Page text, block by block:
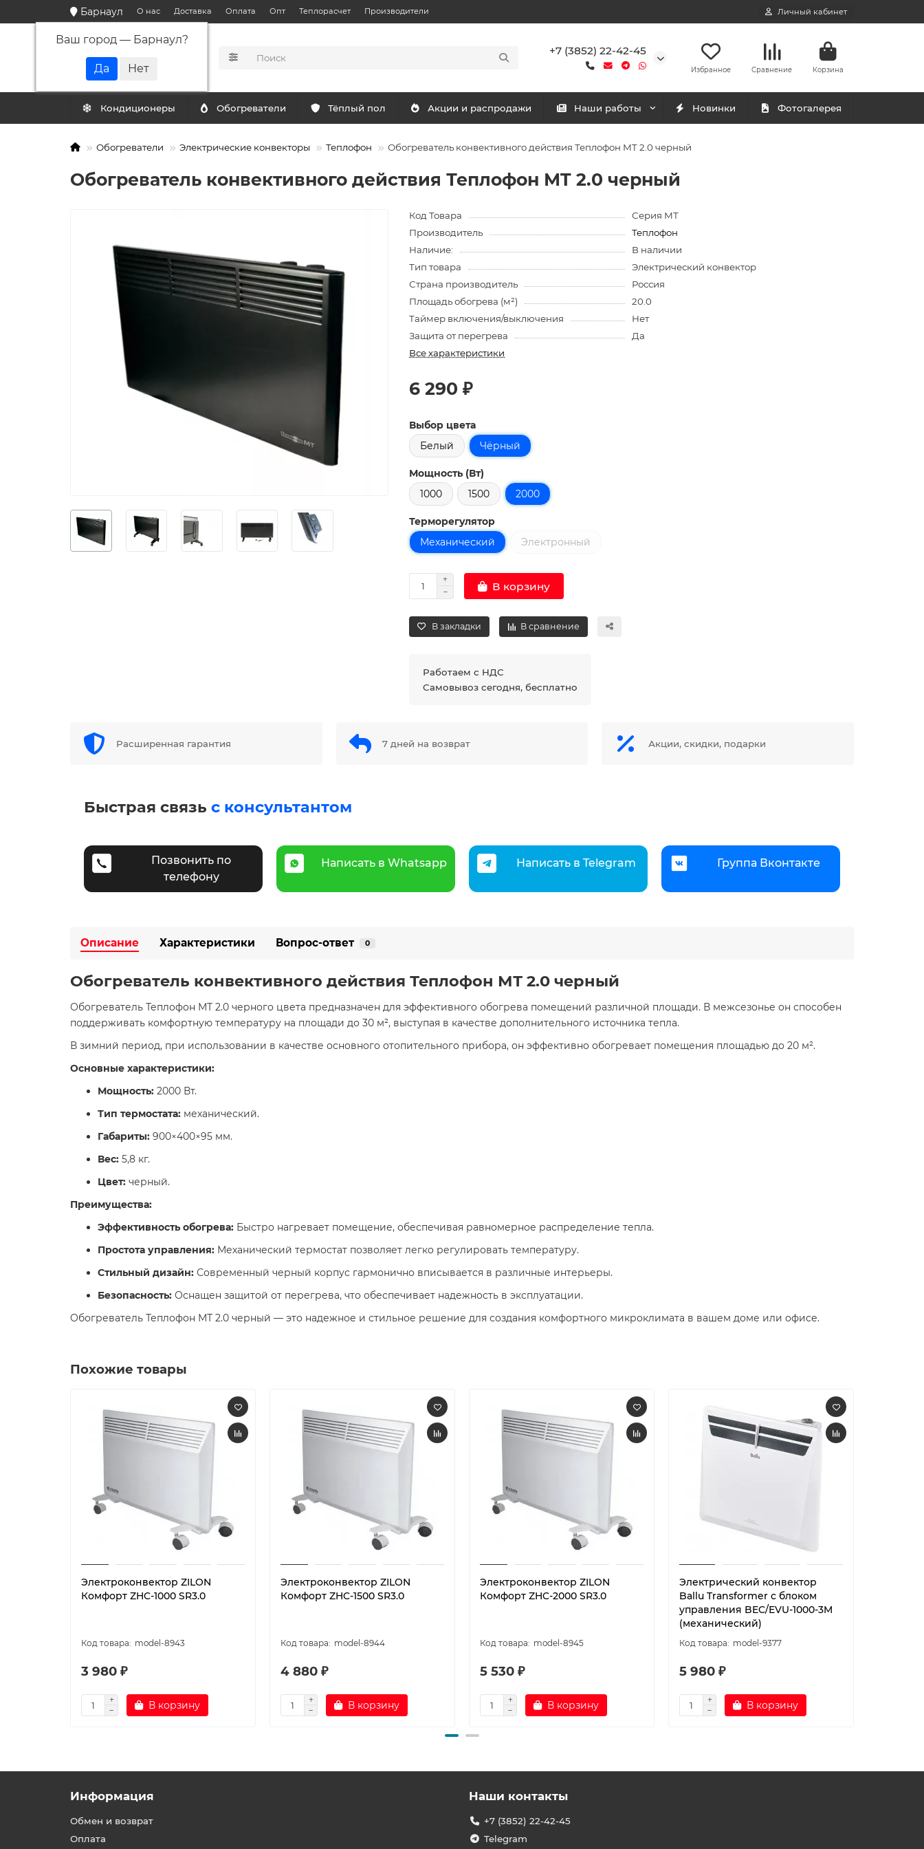
Барнаул
Ваш город — Барнаул?
О нас Доставка Оплата Опт Теплорасчет Производители Личный кабинет
+7 (3852) 22-42-45
Избранное Сравнение Корзина
Кондиционеры Обогреватели Тёплый пол Акции и распродажи Наши работы Новинки Фотогалерея
Обогреватели Электрические конвекторы Теплофон Обогреватель конвективного действия Теплофон МT 2.0 черный
Обогреватель конвективного действия Теплофон МT 2.0 черный
Код Товара
Серия МТ
Производитель
Теплофон
Наличие:
В наличии
Тип товара
Электрический конвектор
Страна производитель
Россия
Площадь обогрева (м²)
20.0
Таймер включения/выключения
Нет
Защита от перегрева
Да
Все характеристики
6 290 ₽
Выбор цвета
Белый
Чёрный
Мощность (Вт)
1000
1500 2000
Терморегулятор
Механический
Электронный
В корзину
В закладки В сравнение
Работаем с НДС
Самовывоз сегодня, бесплатно
Расширенная гарантия 7 дней на возврат Акции, скидки, подарки
Быстрая связь с консультантом
Позвонить по
телефону
Написать в Whatsapp Написать в Telegram Группа Вконтакте
Описание Характеристики Вопрос-ответ 0
Обогреватель конвективного действия Теплофон МТ 2.0 черный
Обогреватель Теплофон МТ 2.0 черного цвета предназначен для эффективного обогрева помещений различной площади. В межсезонье он способен
поддерживать комфортную температуру на площади до 30 м², выступая в качестве дополнительного источника тепла.
В зимний период, при использовании в качестве основного отопительного прибора, он эффективно обогревает помещения площадью до 20 м².​
Основные характеристики:
Мощность: 2000 Вт.​
Тип термостата: механический.​
Габариты: 900×400×95 мм.​
Вес: 5,8 кг.​
Цвет: черный.​
Преимущества:
Эффективность обогрева: Быстро нагревает помещение, обеспечивая равномерное распределение тепла.​
Простота управления: Механический термостат позволяет легко регулировать температуру.​
Стильный дизайн: Современный черный корпус гармонично вписывается в различные интерьеры.​
Безопасность: Оснащен защитой от перегрева, что обеспечивает надежность в эксплуатации.​
Обогреватель Теплофон МТ 2.0 черный — это надежное и стильное решение для создания комфортного микроклимата в вашем доме или офисе.
Похожие товары
Электроконвектор ZILON
Комфорт ZHC-1000 SR3.0
model-8943
3 980 ₽
В корзину
Электроконвектор ZILON
Комфорт ZHC-1500 SR3.0
model-8944
4 880 ₽
В корзину
Электроконвектор ZILON
Комфорт ZHC-2000 SR3.0
model-8945
5 530 ₽
В корзину
Электрический конвектор
Ballu Transformer с блоком
управления BEC/EVU-1000-3M
(механический)
model-9377
5 980 ₽
В корзину
Информация
Обмен и возврат
Оплата
Наши контакты
+7 (3852) 22-42-45
Telegram